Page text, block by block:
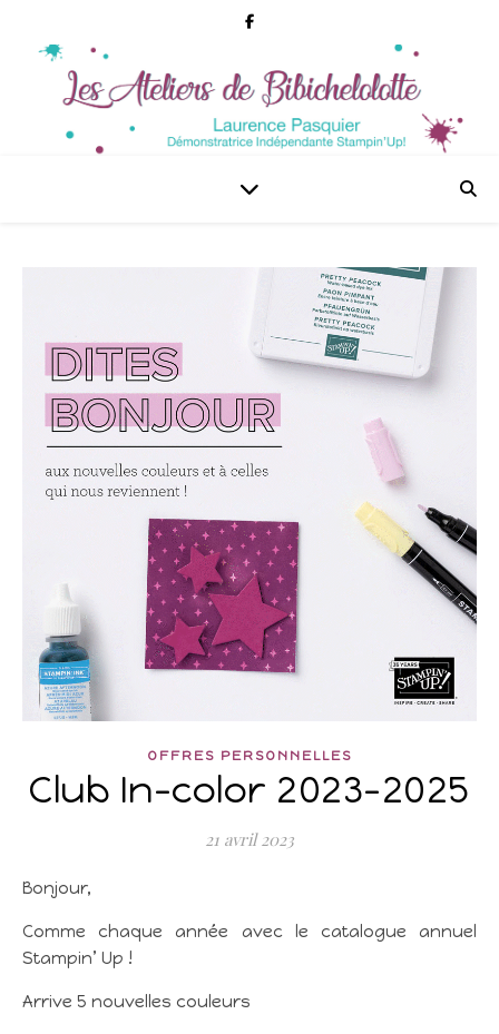
OFFRES PERSONNELLES
Club In-color 2023-2025
21 avril 2023
Bonjour,
Comme chaque année avec le catalogue annuel
Stampin’ Up !
Arrive 5 nouvelles couleurs